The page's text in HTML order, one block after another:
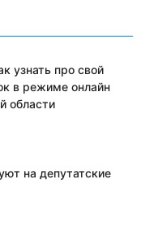
узнать про свой
в режиме онлайн
области
на депутатские